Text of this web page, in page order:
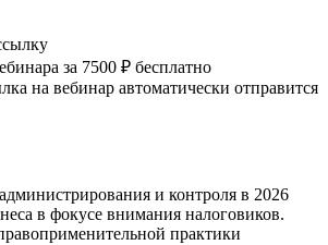
за 7500 ₽ бесплатно
на вебинар автоматически отправится
и контроля в 2026
в фокусе внимания налоговиков.
практики